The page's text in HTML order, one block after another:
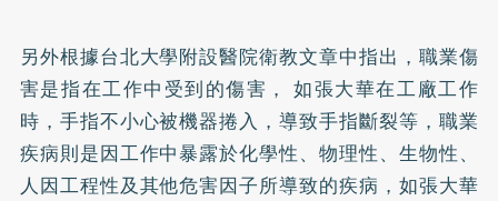
另外根據台北大學附設醫院衛教文章中指出，職業傷
害是指在工作中受到的傷害， 如張大華在工廠工作
時，手指不小心被機器捲入，導致手指斷裂等，職業
疾病則是因工作中暴露於化學性、物理性、生物性、
人因工程性及其他危害因子所導致的疾病，如張大華